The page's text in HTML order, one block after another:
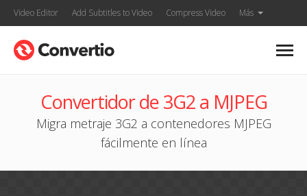
Video Editor Add Subtitles to Video Compress Video Más
Convertidor de 3G2 a MJPEG
Migra metraje 3G2 a contenedores MJPEG
fácilmente en línea